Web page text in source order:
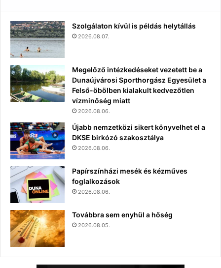
Szolgálaton kívül is példás helytállás
2026.08.07.
Megelőző intézkedéseket vezetett be a
Dunaújvárosi Sporthorgász Egyesület a
Felső-öbölben kialakult kedvezőtlen
vízminőség miatt
2026.08.06.
Újabb nemzetközi sikert könyvelhet el a
DKSE birkózó szakosztálya
2026.08.06.
Papírszínházi mesék és kézműves
foglalkozások
2026.08.06.
Továbbra sem enyhül a hőség
2026.08.05.